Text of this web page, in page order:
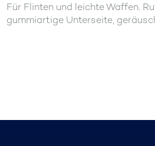
Für Flinten und leichte Waffen.
gummiartige Unterseite,